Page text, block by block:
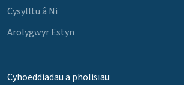
Cysylltu â Ni
Arolygwyr Estyn
Cyhoeddiadau a pholisïau